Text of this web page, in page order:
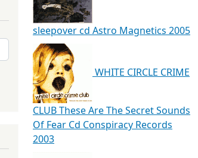
sleepover cd Astro Magnetics 2005
WHITE CIRCLE CRIME
CLUB These Are The Secret Sounds
Of Fear Cd Conspiracy Records
2003